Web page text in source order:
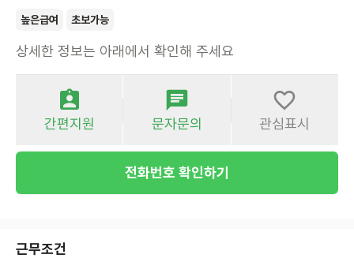
높은급여 초보가능
상세한 정보는 아래에서 확인해 주세요
간편지원 문자문의 관심표시
전화번호 확인하기
근무조건